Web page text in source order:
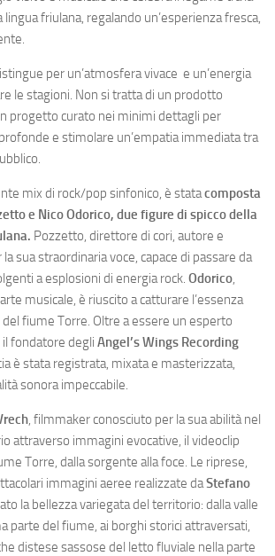
lingua friulana, regalando un’esperienza fresca,
per un’atmosfera vivace e un’energia
le stagioni. Non si tratta di un prodotto
progetto curato nei minimi dettagli per
e stimolare un’empatia immediata tra
mix di rock/pop sinfonico, è statacomposta
e Nico Odorico, due figure di spicco della
Pozzetto, direttore di cori, autore e
sua straordinaria voce, capace di passare da
a esplosioni di energia rock. Odorico,
musicale, è riuscito a catturare l’essenza
fiume Torre. Oltre a essere un esperto
fondatore degli Angel’s Wings Recording
è stata registrata, mixata e masterizzata,
sonora impeccabile.
, filmmaker conosciuto per la sua abilità nel
attraverso immagini evocative, il videoclip
Torre, dalla sorgente alla foce. Le riprese,
immagini aeree realizzate daStefano
la bellezza variegata del territorio: dalla valle
parte del fiume, ai borghi storici attraversati,
distese sassose del letto fluviale nella parte